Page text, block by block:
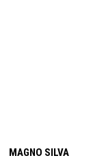
MAGNO SILVA